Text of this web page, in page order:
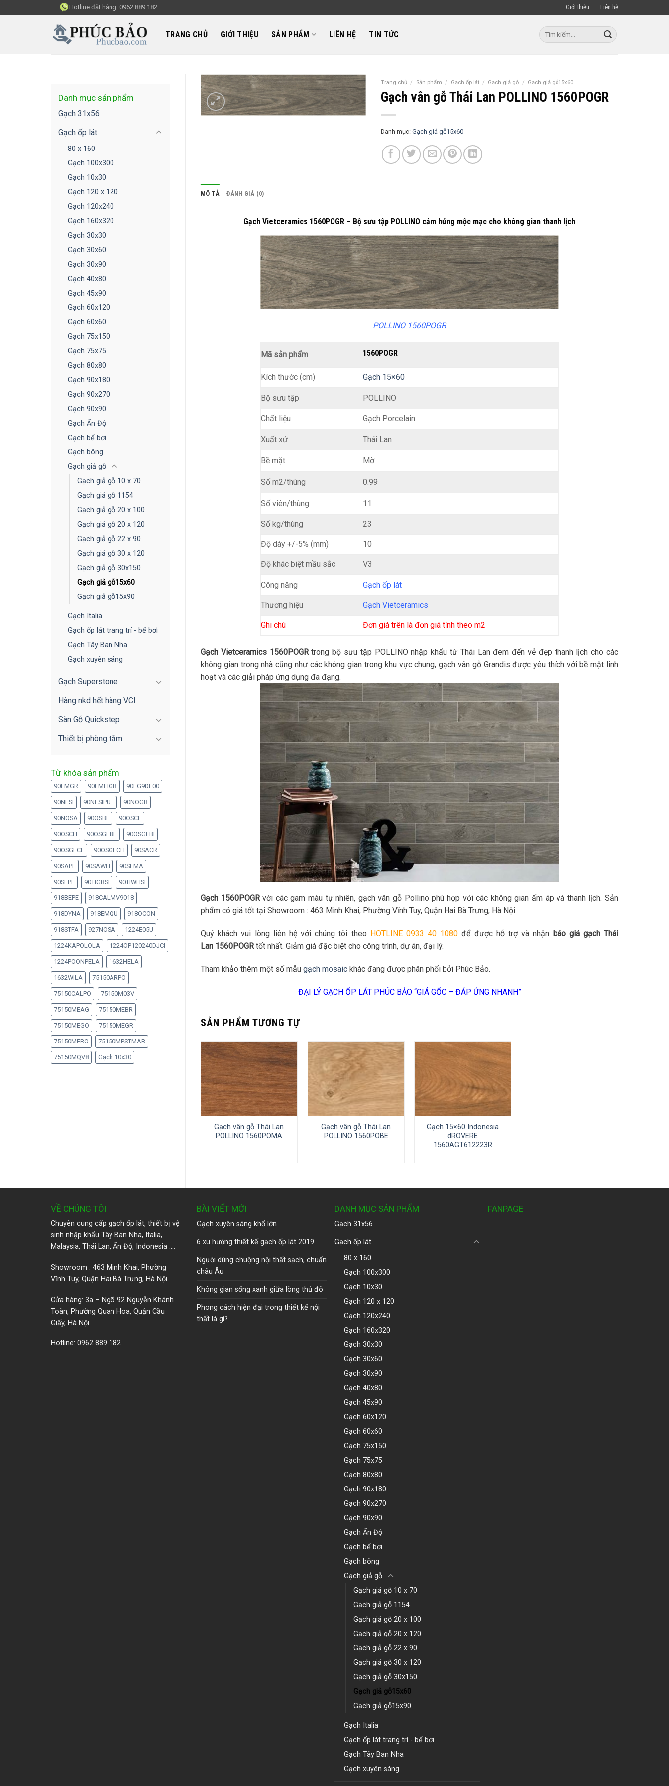
to
Hotline đặt hàng: 0962.889.182 Giới thiệu Liên hệ
TRANG CHỦ GIỚI THIỆU SẢN PHẨM LIÊN HỆ TIN TỨC
Tìm
kiếm:
Danh mục sản phẩm
Gạch 31x56
Gạch ốp lát
80 x 160
Gạch 100x300
Gạch 10x30
Gạch 120 x 120
Gạch 120x240
Gạch 160x320
Gạch 30x30
Gạch 30x60
Gạch 30x90
Gạch 40x80
Gạch 45x90
Gạch 60x120
Gạch 60x60
Gạch 75x150
Gạch 75x75
Gạch 80x80
Gạch 90x180
Gạch 90x270
Gạch 90x90
Gạch Ấn Độ
Gạch bể bơi
Gạch bông
Gạch giả gỗ
Gạch giả gỗ 10 x 70
Gạch giả gỗ 1154
Gạch giả gỗ 20 x 100
Gạch giả gỗ 20 x 120
Gạch giả gỗ 22 x 90
Gạch giả gỗ 30 x 120
Gạch giả gỗ 30x150
Gạch giả gỗ15x60
Gạch giả gỗ15x90
Gạch Italia
Gạch ốp lát trang trí - bể bơi
Gạch Tây Ban Nha
Gạch xuyên sáng
Gạch Superstone
Hàng nkd hết hàng VCI
Sàn Gỗ Quickstep
Thiết bị phòng tắm
Từ khóa sản phẩm
90EMGR 90EMLIGR 90LG9DL00
90NESI 90NESIPUL 90NOGR
90NOSA 90OSBE 90OSCE
90OSCH 90OSGLBE 90OSGLBI
90OSGLCE 90OSGLCH 90SACR
90SAPE 90SAWH 90SLMA
90SLPE 90TIGRSI 90TIWHSI
918BEPE 918CALMV9018
918DYNA 918EMQU 918OCON
918STFA 927NOSA 1224E05U
1224KAPOLOLA 1224OP120240DJCI
1224POONPELA 1632HELA
1632WILA 75150ARPO
75150CALPO 75150M03V
75150MEAG 75150MEBR
75150MEGO 75150MEGR
75150MERO 75150MPSTMAB
75150MQV8 Gạch 10x30
Trang chủ / Sản phẩm / Gạch ốp lát / Gạch giả gỗ / Gạch giả gỗ15x60
Gạch vân gỗ Thái Lan POLLINO 1560POGR
Danh mục:Gạch giả gỗ15x60
MÔ TẢ ĐÁNH GIÁ (0)
Gạch Vietceramics 1560POGR – Bộ sưu tập POLLINO cảm hứng mộc mạc cho không gian thanh lịch
POLLINO 1560POGR
Mã sản phẩm 1560POGR
Kích thước (cm) Gạch 15×60
Bộ sưu tập POLLINO
Chất liệu Gạch Porcelain
Xuất xứ Thái Lan
Bề mặt Mờ
Số m2/thùng 0.99
Số viên/thùng 11
Số kg/thùng 23
Độ dày +/-5% (mm) 10
Độ khác biệt mầu sắc V3
Công năng Gạch ốp lát
Thương hiệu Gạch Vietceramics
Ghi chú Đơn giá trên là đơn giá tính theo m2
Gạch Vietceramics 1560POGR trong bộ sưu tập POLLINO nhập khẩu từ Thái Lan đem đến vẻ đẹp thanh lịch cho các
không gian trong nhà cũng như các không gian trong khu vực chung, gạch vân gỗ Grandis được yêu thích với bề mặt linh
hoạt và các giải pháp ứng dụng đa đạng.
Gạch 1560POGRvới các gam màu tự nhiên, gạch vân gỗ Pollino phù hợp với các không gian ấm áp và thanh lịch. Sản
phẩm có giá tốt tại Showroom : 463 Minh Khai, Phường Vĩnh Tuy, Quận Hai Bà Trưng, Hà Nội
Quý khách vui lòng liên hệ với chúng tôi theo HOTLINE 0933 40 1080 để được hỗ trợ và nhận báo giá gạch Thái
Lan 1560POGRtốt nhất. Giảm giá đặc biệt cho công trình, dự án, đại lý.
Tham khảo thêm một số mẫu gạch mosaic khác đang được phân phối bởi Phúc Bảo.
ĐẠI LÝ GẠCH ỐP LÁT PHÚC BẢO “GIÁ GỐC – ĐÁP ỨNG NHANH”
SẢN PHẨM TƯƠNG TỰ
Gạch vân gỗ Thái Lan
POLLINO 1560POMA
Gạch vân gỗ Thái Lan
POLLINO 1560POBE
Gạch 15×60 Indonesia
dROVERE
1560AGT612223R
VỀ CHÚNG TÔI
Chuyên cung cấp gạch ốp lát, thiết bị vệ
sinh nhập khẩu Tây Ban Nha, Italia,
Malaysia, Thái Lan, Ấn Độ, Indonesia ….
Showroom : 463 Minh Khai, Phường
Vĩnh Tuy, Quận Hai Bà Trưng, Hà Nội
Cửa hàng: 3a – Ngõ 92 Nguyễn Khánh
Toàn, Phường Quan Hoa, Quận Cầu
Giấy, Hà Nội
Hotline: 0962 889 182
BÀI VIẾT MỚI
Gạch xuyên sáng khổ lớn
6 xu hướng thiết kế gạch ốp lát 2019
Người dùng chuộng nội thất sạch, chuẩn
châu Âu
Không gian sống xanh giữa lòng thủ đô
Phong cách hiện đại trong thiết kế nội
thất là gì?
DANH MỤC SẢN PHẨM
Gạch 31x56
Gạch ốp lát
80 x 160
Gạch 100x300
Gạch 10x30
Gạch 120 x 120
Gạch 120x240
Gạch 160x320
Gạch 30x30
Gạch 30x60
Gạch 30x90
Gạch 40x80
Gạch 45x90
Gạch 60x120
Gạch 60x60
Gạch 75x150
Gạch 75x75
Gạch 80x80
Gạch 90x180
Gạch 90x270
Gạch 90x90
Gạch Ấn Độ
Gạch bể bơi
Gạch bông
Gạch giả gỗ
Gạch giả gỗ 10 x 70
Gạch giả gỗ 1154
Gạch giả gỗ 20 x 100
Gạch giả gỗ 20 x 120
Gạch giả gỗ 22 x 90
Gạch giả gỗ 30 x 120
Gạch giả gỗ 30x150
Gạch giả gỗ15x60
Gạch giả gỗ15x90
Gạch Italia
Gạch ốp lát trang trí - bể bơi
Gạch Tây Ban Nha
Gạch xuyên sáng
FANPAGE